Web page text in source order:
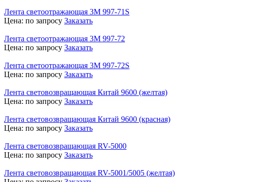
Лента светоотражающая 3M 997-71S
Цена: по запросу Заказать
Лента светоотражающая 3M 997-72
Цена: по запросу Заказать
Лента светоотражающая 3M 997-72S
Цена: по запросу Заказать
Лента световозвращающая Китай 9600 (желтая)
Цена: по запросу Заказать
Лента световозвращающая Китай 9600 (красная)
Цена: по запросу Заказать
Лента световозвращающая RV-5000
Цена: по запросу Заказать
Лента световозвращающая RV-5001/5005 (желтая)